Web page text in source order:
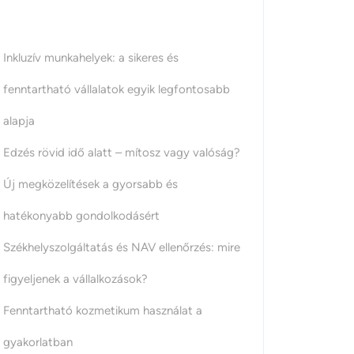
Inkluzív munkahelyek: a sikeres és
fenntartható vállalatok egyik legfontosabb
alapja
Edzés rövid idő alatt – mítosz vagy valóság?
Új megközelítések a gyorsabb és
hatékonyabb gondolkodásért
Székhelyszolgáltatás és NAV ellenőrzés: mire
figyeljenek a vállalkozások?
Fenntartható kozmetikum használat a
gyakorlatban